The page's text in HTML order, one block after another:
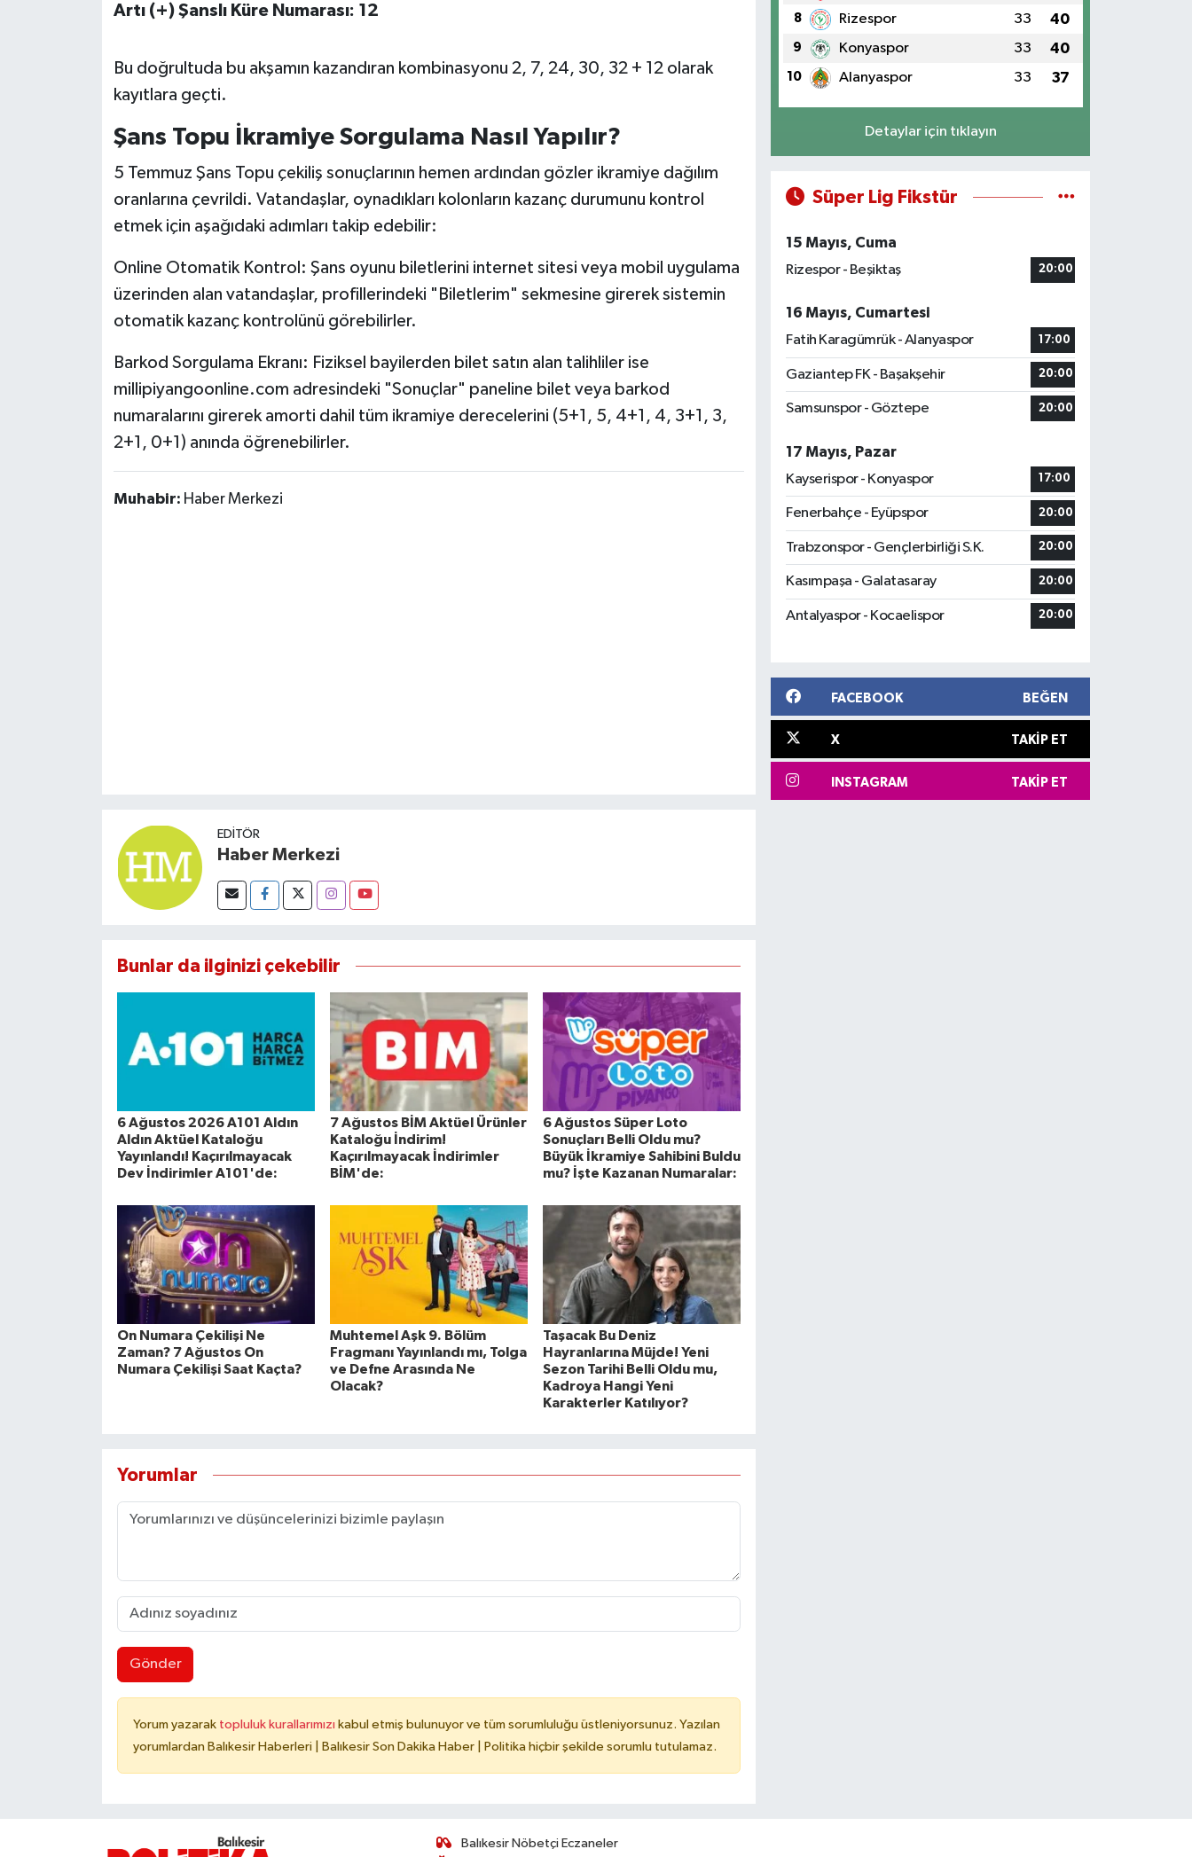
Artı (+) Şanslı Küre Numarası: 12
Bu doğrultuda bu akşamın kazandıran kombinasyonu 2, 7, 24, 30, 32 + 12 olarak
kayıtlara geçti.
Şans Topu İkramiye Sorgulama Nasıl Yapılır?
5 Temmuz Şans Topu çekiliş sonuçlarının hemen ardından gözler ikramiye dağılım
oranlarına çevrildi. Vatandaşlar, oynadıkları kolonların kazanç durumunu kontrol
etmek için aşağıdaki adımları takip edebilir:
Online Otomatik Kontrol: Şans oyunu biletlerini internet sitesi veya mobil uygulama
üzerinden alan vatandaşlar, profillerindeki "Biletlerim" sekmesine girerek sistemin
otomatik kazanç kontrolünü görebilirler.
Barkod Sorgulama Ekranı: Fiziksel bayilerden bilet satın alan talihliler ise
millipiyangoonline.com adresindeki "Sonuçlar" paneline bilet veya barkod
numaralarını girerek amorti dahil tüm ikramiye derecelerini (5+1, 5, 4+1, 4, 3+1, 3,
2+1, 0+1) anında öğrenebilirler.
Muhabir: Haber Merkezi
EDITÖR
Haber Merkezi
Bunlar da ilginizi çekebilir
6 Ağustos 2026 A101 Aldın
Aldın Aktüel Kataloğu
Yayınlandı! Kaçırılmayacak
Dev İndirimler A101'de:
7 Ağustos BİM Aktüel Ürünler
Kataloğu İndirim!
Kaçırılmayacak İndirimler
BİM'de:
6 Ağustos Süper Loto
Sonuçları Belli Oldu mu?
Büyük İkramiye Sahibini Buldu
mu? İşte Kazanan Numaralar:
On Numara Çekilişi Ne
Zaman? 7 Ağustos On
Numara Çekilişi Saat Kaçta?
Muhtemel Aşk 9. Bölüm
Fragmanı Yayınlandı mı, Tolga
ve Defne Arasında Ne
Olacak?
Taşacak Bu Deniz
Hayranlarına Müjde! Yeni
Sezon Tarihi Belli Oldu mu,
Kadroya Hangi Yeni
Karakterler Katılıyor?
Yorumlar
Gönder
Yorum yazarak topluluk kurallarımızı kabul etmiş bulunuyor ve tüm sorumluluğu üstleniyorsunuz. Yazılan
yorumlardan Balıkesir Haberleri | Balıkesir Son Dakika Haber | Politika hiçbir şekilde sorumlu tutulamaz.
8 Rizespor 33 40
9 Konyaspor 33 40
10 Alanyaspor 33 37
Detaylar için tıklayın
Süper Lig Fikstür
15 Mayıs, Cuma
Rizespor - Beşiktaş
20:00
16 Mayıs, Cumartesi
Fatih Karagümrük - Alanyaspor
17:00
Gaziantep FK - Başakşehir 20:00
Samsunspor - Göztepe 20:00
17 Mayıs, Pazar
Kayserispor - Konyaspor
17:00
Fenerbahçe - Eyüpspor 20:00
Trabzonspor - Gençlerbirliği S.K. 20:00
Kasımpaşa - Galatasaray 20:00
Antalyaspor - Kocaelispor 20:00
FACEBOOK BEĞEN
X TAKIP ET
INSTAGRAM TAKIP ET
Balıkesir Nöbetçi Eczaneler
Savaştepe
TARİHTE BUGÜN